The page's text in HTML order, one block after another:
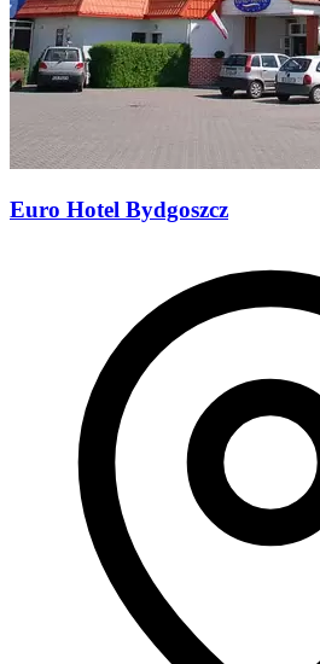
Euro Hotel Bydgoszcz